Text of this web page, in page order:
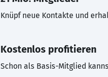
Knüpf neue Kontakte und
Kostenlos profitieren
Schon als Basis-Mitglied